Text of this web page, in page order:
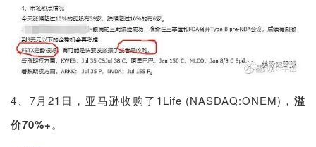
4、7月21日，亚马逊收购了1Life (NASDAQ:ONEM)， 溢
价70%+。